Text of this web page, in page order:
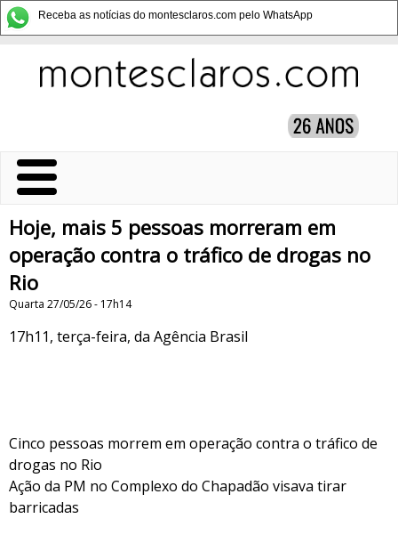
Receba as notícias do montesclaros.com pelo WhatsApp
Hoje, mais 5 pessoas morreram em
operação contra o tráfico de drogas no
Rio
Quarta 27/05/26 - 17h14
17h11, terça-feira, da Agência Brasil
Cinco pessoas morrem em operação contra o tráfico de
drogas no Rio
Ação da PM no Complexo do Chapadão visava tirar
barricadas